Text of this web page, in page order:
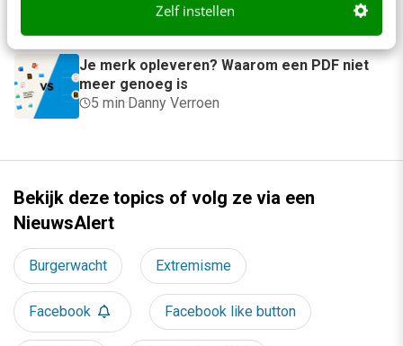
Zelf instellen
Kim Pot
Je merk opleveren? Waarom een PDF niet
meer genoeg is
5 min·Danny Verroen
Bekijk deze topics of volg ze via een
NieuwsAlert
Burgerwacht Extremisme
Facebook Facebook like button